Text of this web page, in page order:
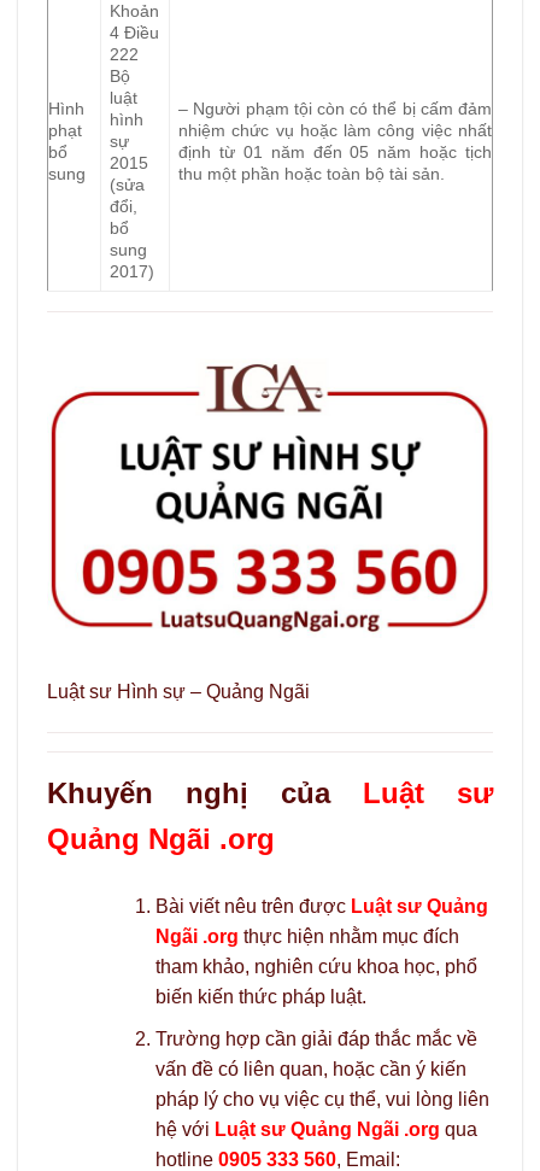
Hình
phạt
bổ
sung
Khoản
4 Điều
222
Bộ
luật
hình
sự
2015
(sửa
đổi,
bổ
sung
2017)
– Người phạm tội còn có thể bị cấm đảm
nhiệm chức vụ hoặc làm công việc nhất
định từ 01 năm đến 05 năm hoặc tịch
thu một phần hoặc toàn bộ tài sản.
Luật sư Hình sự – Quảng Ngãi
Khuyến nghị của Luật sư
Quảng Ngãi .org
Bài viết nêu trên được Luật sư Quảng
Ngãi .org thực hiện nhằm mục đích
tham khảo, nghiên cứu khoa học, phổ
biến kiến thức pháp luật.
Trường hợp cần giải đáp thắc mắc về
vấn đề có liên quan, hoặc cần ý kiến
pháp lý cho vụ việc cụ thể, vui lòng liên
hệ với Luật sư Quảng Ngãi .org qua
hotline 0905 333 560, Email: